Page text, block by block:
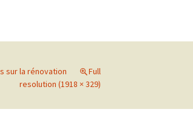
sur la rénovation
Full
resolution (1918 × 329)